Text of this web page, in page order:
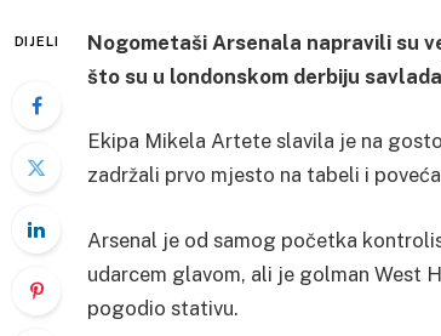
DIJELI
Nogometaši Arsenala napravili su
što su u londonskom derbiju
Ekipa Mikela Artete slavila je na
zadržali prvo mjesto na tabeli i
Arsenal je od samog početka
udarcem glavom, ali je golman West
pogodio stativu.